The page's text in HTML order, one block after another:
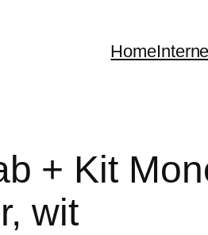
Home
+ Kit
wit